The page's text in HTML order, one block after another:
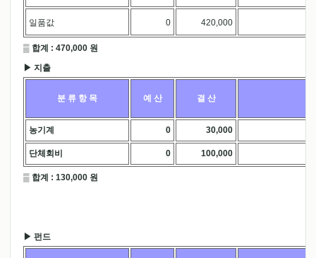
일품값 0 420,000
▒ 합계 : 470,000 원
▶ 지출
분 류 항 목 예 산 결 산
농기계 0 30,000
단체회비 0 100,000
▒ 합계 : 130,000 원
▶ 펀드